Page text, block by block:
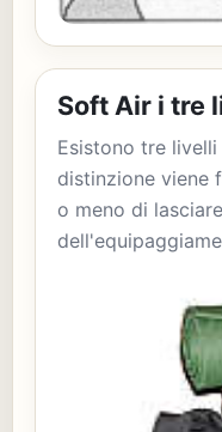
Soft Air i tre
Esistono tre
distinzione viene
o meno di